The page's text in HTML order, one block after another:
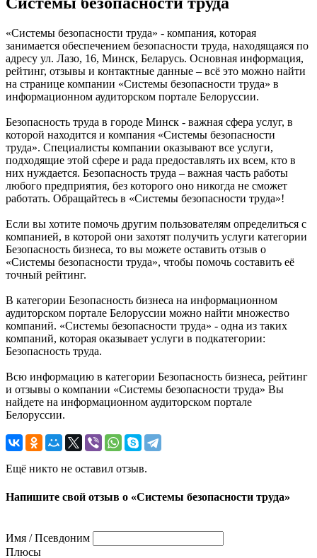
«Системы безопасности труда» - компания, которая
занимается обеспечением безопасности труда, находящаяся по
адресу ул. Лазо, 16, Минск, Беларусь. Основная информация,
рейтинг, отзывы и контактные данные – всё это можно найти
на странице компании «Системы безопасности труда» в
информационном аудиторском портале Белоруссии.
Безопасность труда в городе Минск - важная сфера услуг, в
которой находится и компания «Системы безопасности
труда». Специалисты компании оказывают все услуги,
подходящие этой сфере и рада предоставлять их всем, кто в
них нуждается. Безопасность труда – важная часть работы
любого предприятия, без которого оно никогда не сможет
работать. Обращайтесь в «Системы безопасности труда»!
Если вы хотите помочь другим пользователям определиться с
компанией, в которой они захотят получить услуги категории
Безопасность бизнеса, то вы можете оставить отзыв о
«Системы безопасности труда», чтобы помочь составить её
точный рейтинг.
В категории Безопасность бизнеса на информационном
аудиторском портале Белоруссии можно найти множество
компаний. «Системы безопасности труда» - одна из таких
компаний, которая оказывает услуги в подкатегории:
Безопасность труда.
Всю информацию в категории Безопасность бизнеса, рейтинг
и отзывы о компании «Системы безопасности труда» Вы
найдете на информационном аудиторском портале
Белоруссии.
Ещё никто не оставил отзыв.
Напишите свой отзыв о «Системы безопасности труда»
Имя / Псевдоним
Плюсы